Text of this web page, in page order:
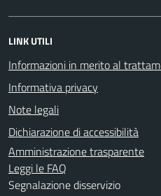
LINK UTILI
Informazioni in merito al
Informativa privacy
Note legali
Dichiarazione di accessibilità
Amministrazione trasparente
Leggi le FAQ
Segnalazione disservizio